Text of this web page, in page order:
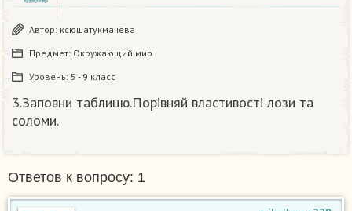
Автор: ксюшатукмачёва
Предмет: Окружающий мир
Уровень: 5 - 9 класс
3.Заповни таблицю.Порівняй властивості лози та
соломи.
Ответов к вопросу: 1